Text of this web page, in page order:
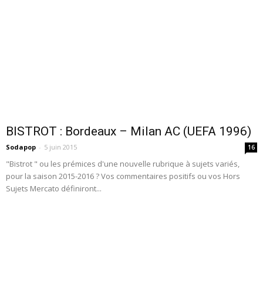
BISTROT : Bordeaux – Milan AC (UEFA 1996)
Sodapop - 5 juin 2015 16
"Bistrot " ou les prémices d'une nouvelle rubrique à sujets variés,
pour la saison 2015-2016 ? Vos commentaires positifs ou vos Hors
Sujets Mercato définiront...